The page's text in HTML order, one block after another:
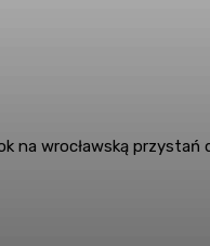
na wrocławską przystań